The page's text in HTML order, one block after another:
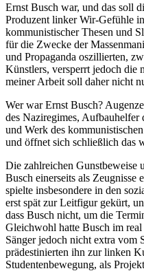
Ernst Busch war, und das soll
Produzent linker Wir-Gefühle
kommunistischer Thesen und
für die Zwecke der
und Propaganda oszillierten,
Künstlers, versperrt jedoch die
meiner Arbeit soll daher nicht
Wer war Ernst Busch?
des Naziregimes,
und Werk des
und öffnet sich schließlich das
Die zahlreichen Gunstbeweise
Busch einerseits als Zeugnisse
spielte insbesondere in den
erst spät zur Leitfigur gekürt,
dass Busch nicht, um die
Gleichwohl hatte Busch im real
Sänger jedoch nicht extra vom
prädestinierten ihn zur linken
Studentenbewegung, als